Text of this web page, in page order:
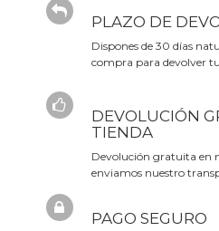
PLAZO DE
Dispones de 30 días
compra para devolver
DEVOLUCIÓN
TIENDA
Devolución gratuita en
enviamos nuestro
PAGO SEGURO